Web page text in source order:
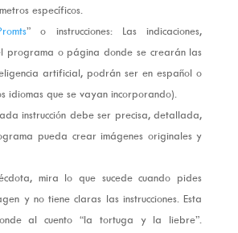
específicos.
” o instrucciones: Las indicaciones,
programa o página donde se crearán las
artificial, podrán ser en español o
idiomas que se vayan incorporando).
instrucción debe ser precisa, detallada,
pueda crear imágenes originales y
mira lo que sucede cuando pides
y no tiene claras las instrucciones. Esta
al cuento “la tortuga y la liebre”.